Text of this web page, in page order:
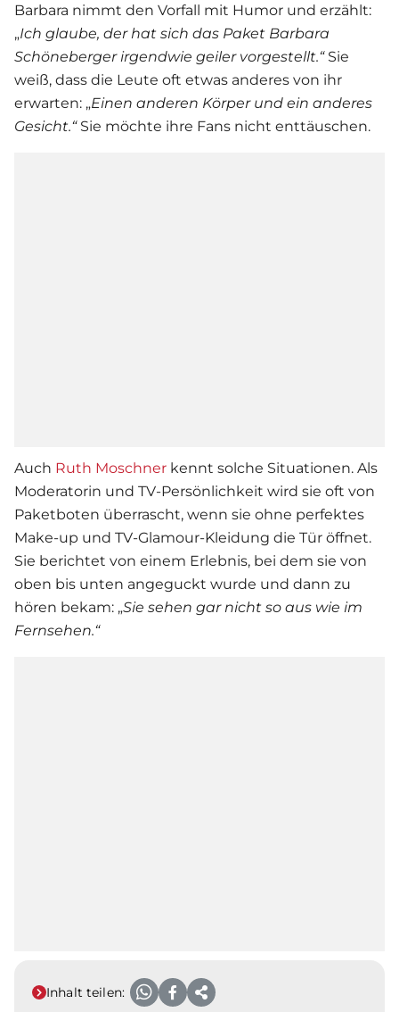
Barbara nimmt den Vorfall mit Humor und erzählt:
„Ich glaube, der hat sich das Paket Barbara
Schönebergerirgendwie geiler vorgestellt.“Sie
weiß, dass die Leute oft etwas anderes von ihr
erwarten: „Einen anderen Körper und ein anderes
Gesicht.“Sie möchte ihre Fans nicht enttäuschen.
Auch Ruth Moschner kennt solche Situationen. Als
Moderatorin und TV-Persönlichkeit wird sie oft von
Paketboten überrascht, wenn sie ohne perfektes
Make-up und TV-Glamour-Kleidung die Tür öffnet.
Sie berichtet von einem Erlebnis, bei dem sie von
oben bis unten angeguckt wurde und dann zu
hören bekam: „Sie sehen gar nicht so aus wie im
Fernsehen.“
Inhalt teilen: